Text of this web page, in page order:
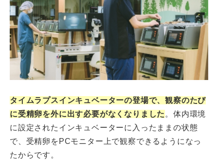
タイムラプスインキュベーターの登場で、観察のたび
に受精卵を外に出す必要がなくなりました 。体内環境
に設定されたインキュベーターに入ったままの状態
で、受精卵をPCモニター上で観察できるようになっ
たからです。